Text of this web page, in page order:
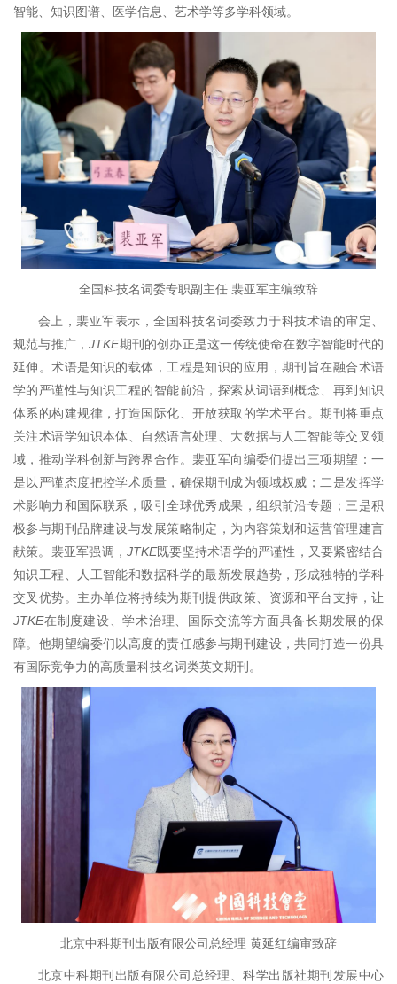
智能、知识图谱、医学信息、艺术学等多学科领域。
全国科技名词委专职副主任 裴亚军主编致辞
会上，裴亚军表示，全国科技名词委致力于科技术语的审定、
规范与推广，JTKE期刊的创办正是这一传统使命在数字智能时代的
延伸。术语是知识的载体，工程是知识的应用，期刊旨在融合术语
学的严谨性与知识工程的智能前沿，探索从词语到概念、再到知识
体系的构建规律，打造国际化、开放获取的学术平台。期刊将重点
关注术语学知识本体、自然语言处理、大数据与人工智能等交叉领
域，推动学科创新与跨界合作。裴亚军向编委们提出三项期望：一
是以严谨态度把控学术质量，确保期刊成为领域权威；二是发挥学
术影响力和国际联系，吸引全球优秀成果，组织前沿专题；三是积
极参与期刊品牌建设与发展策略制定，为内容策划和运营管理建言
献策。裴亚军强调， JTKE既要坚持术语学的严谨性，又要紧密结合
知识工程、人工智能和数据科学的最新发展趋势，形成独特的学科
交叉优势。主办单位将持续为期刊提供政策、资源和平台支持，让
JTKE在制度建设、学术治理、国际交流等方面具备长期发展的保
障。他期望编委们以高度的责任感参与期刊建设，共同打造一份具
有国际竞争力的高质量科技名词类英文期刊。
北京中科期刊出版有限公司总经理 黄延红编审致辞
北京中科期刊出版有限公司总经理、科学出版社期刊发展中心